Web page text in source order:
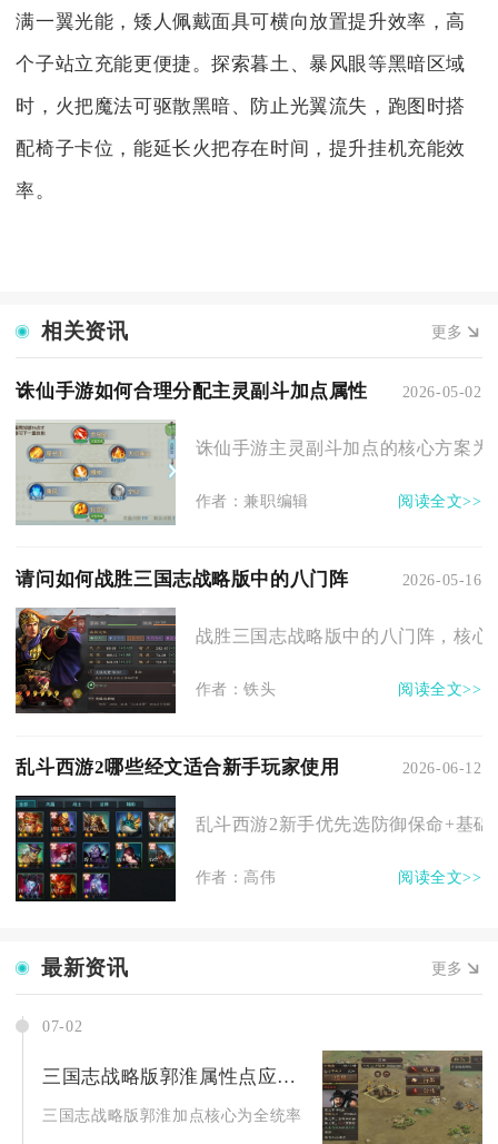
满一翼光能，矮人佩戴面具可横向放置提升效率，高
个子站立充能更便捷。探索暮土、暴风眼等黑暗区域
时，火把魔法可驱散黑暗、防止光翼流失，跑图时搭
配椅子卡位，能延长火把存在时间，提升挂机充能效
率。
相关资讯 更多
诛仙手游如何合理分配主灵副斗加点属性 2026-05-02
诛仙手游主灵副斗加点的核心方案
作者：兼职编辑 阅读全文>>
请问如何战胜三国志战略版中的八门阵 2026-05-16
战胜三国志战略版中的八门阵，核
作者：铁头 阅读全文>>
乱斗西游2哪些经文适合新手玩家使用 2026-06-12
乱斗西游2新手优先选防御保命+基
作者：高伟 阅读全文>>
最新资讯 更多
07-02
三国志战略版郭淮属性点应该如何加点
三国志战略版郭淮加点核心为全统率或全智力，带藤甲兵走全